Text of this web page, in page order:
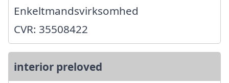
Enkeltmandsvirksomhed
CVR: 35508422
interior preloved